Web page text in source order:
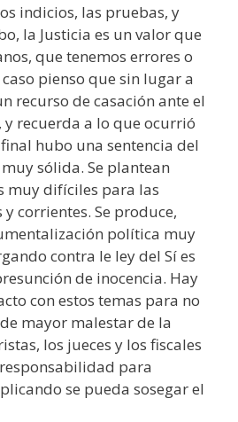
indicios, las pruebas, y
la Justicia es un valor que
que tenemos errores o
pienso que sin lugar a
recurso de casación ante el
recuerda a lo que ocurrió
hubo una sentencia del
sólida. Se plantean
muy difíciles para las
corrientes. Se produce,
política muy
contra le ley del Sí es
de inocencia. Hay
con estos temas para no
mayor malestar de la
los jueces y los fiscales
para
se pueda sosegar el